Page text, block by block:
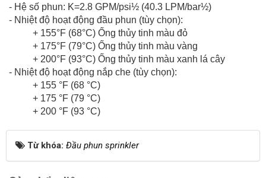
- Hệ số phun: K=2.8 GPM/psi½ (40.3 LPM/bar½)
- Nhiệt độ hoạt động đầu phun (tùy chọn):
+ 155°F (68°C) Ống thủy tinh màu đỏ
+ 175°F (79°C) Ống thủy tinh màu vàng
+ 200°F (93°C) Ống thủy tinh màu xanh lá cây
- Nhiệt độ hoạt động nắp che (tùy chọn):
+ 155 °F (68 °C)
+ 175 °F (79 °C)
+ 200 °F (93 °C)
Từ khóa: Đầu phun sprinkler